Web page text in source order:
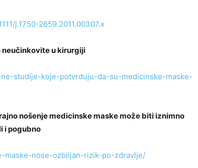
j.1750-2659.2011.00307.x
neučinkovite u kirurgiji
studije-koje-potvrduju-da-su-medicinske-maske-
nošenje medicinske maske može biti iznimno
i pogubno
maske-nose-ozbiljan-rizik-po-zdravlje/